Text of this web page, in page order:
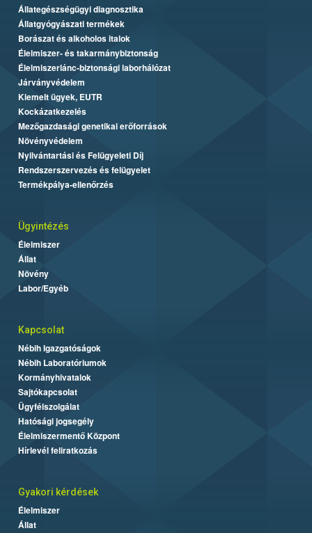
Állategészségügyi diagnosztika
Állatgyógyászati termékek
Borászat és alkoholos italok
Élelmiszer- és takarmánybiztonság
Élelmiszerlánc-biztonsági laborhálózat
Járványvédelem
Kiemelt ügyek, EUTR
Kockázatkezelés
Mezőgazdasági genetikai erőforrások
Növényvédelem
Nyilvántartási és Felügyeleti Díj
Rendszerszervezés és felügyelet
Termékpálya-ellenőrzés
Ügyintézés
Élelmiszer
Állat
Növény
Labor/Egyéb
Kapcsolat
Nébih Igazgatóságok
Nébih Laboratóriumok
Kormányhivatalok
Sajtókapcsolat
Ügyfélszolgálat
Hatósági jogsegély
Élelmiszermentő Központ
Hírlevél feliratkozás
Gyakori kérdések
Élelmiszer
Állat